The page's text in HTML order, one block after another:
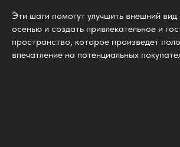
Эти шаги помогут улучшить внешний вид
осенью и создать привлекательное и
пространство, которое произведет
впечатление на потенциальных